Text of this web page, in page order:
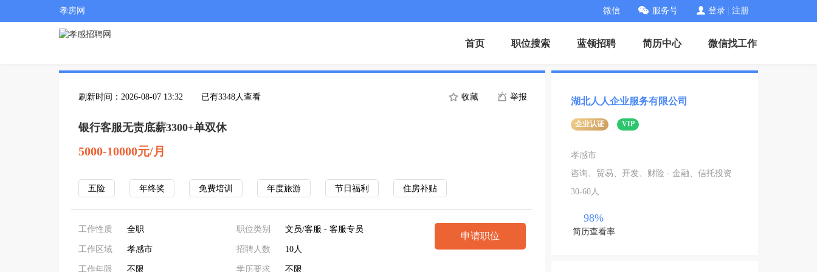
孝房网 微信 服务号 登录 注册
首页 职位搜索 蓝领招聘 简历中心 微信找工作
刷新时间：2026-08-07 13:32 已有3348人查看 收藏 举报
银行客服无责底薪3300+单双休
5000-10000元/月
五险 年终奖 免费培训 年度旅游 节日福利 住房补贴
工作性质 全职
工作区域 孝感市
工作年限 不限
职位类别 文员/客服 - 客服专员
招聘人数 10人
学历要求 不限
申请职位
湖北人人企业服务有限公司
企业认证 VIP
孝感市
咨询、贸易、开发、财险 - 金融、信托投资
30-60人
98%
简历查看率